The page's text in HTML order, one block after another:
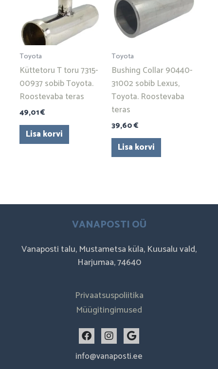
Toyota
Küttetoru T toru 7315-
00937 sobib Toyota.
Roostevaba teras
49,01€
Lisa korvi
Toyota
Bushing Collar 90440-
31002 sobib Lexus,
Toyota. Roostevaba
teras
39,60€
Lisa korvi
VANAPOSTI OÜ
Vanaposti talu, Mustametsa küla, Kuusalu vald,
Harjumaa, 74640
Privaatsuspoliitika
Müügitingimused
F
a
c
e
I
n
s
t
G
o
o
g
info@vanaposti.ee